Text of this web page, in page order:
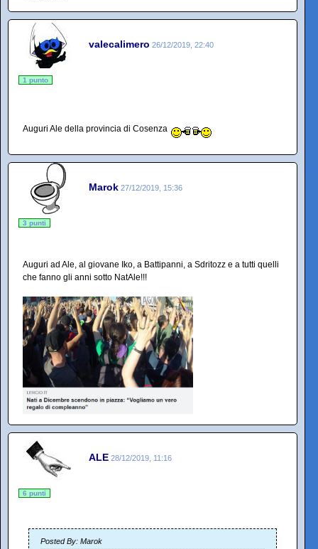
valecalimero 26/12/2019, 22:40
1 punto
Auguri Ale della provincia di Cosenza
Marok 27/12/2019, 15:36
3 punti
Auguri ad Ale, al giovane Iko, a Battipanni, a Sdritozz e a tutti quelli
che fanno gli anni sotto NatAle!!!
ALE 28/12/2019, 11:16
6 punti
Posted By: Marok